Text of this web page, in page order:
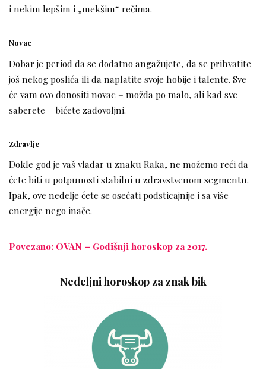
i nekim lepšim i „mekšim“ rečima.
Novac
Dobar je period da se dodatno angažujete, da se prihvatite
još nekog poslića ili da naplatite svoje hobije i talente. Sve
će vam ovo donositi novac – možda po malo, ali kad sve
saberete – bićete zadovoljni.
Zdravlje
Dokle god je vaš vladar u znaku Raka, ne možemo reći da
ćete biti u potpunosti stabilni u zdravstvenom segmentu.
Ipak, ove nedelje ćete se osećati podsticajnije i sa više
energije nego inače.
Povezano: OVAN – Godišnji horoskop za 2017.
Nedeljni horoskop za znak bik